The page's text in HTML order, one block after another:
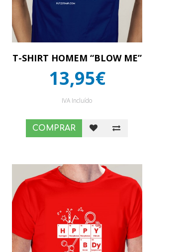
T-SHIRT HOMEM “BLOW ME”
13,95€
IVA Incluído
COMPRAR